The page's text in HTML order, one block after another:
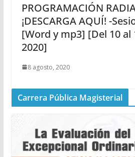
PROGRAMACIÓN
¡DESCARGA AQUÍ! -
[Word y mp3] [Del 10 al
2020]
8 agosto, 2020
Carrera Pública Magisterial